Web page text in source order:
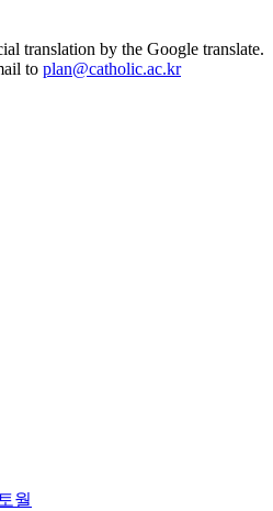
translation by the Google translate.
to plan@catholic.ac.kr
월